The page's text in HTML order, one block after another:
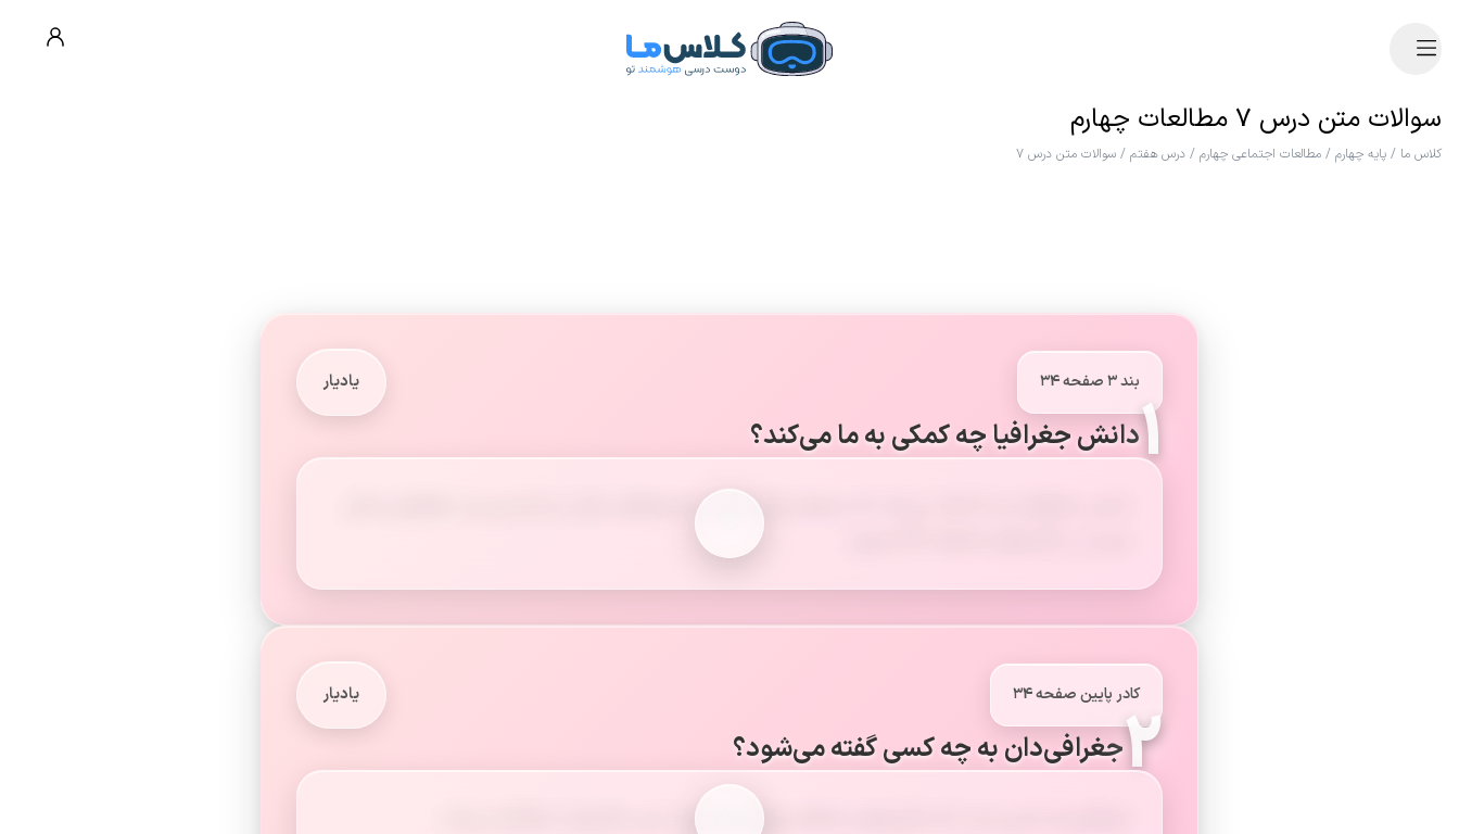
سوالات متن درس ۷ مطالعات چهارم
کلاس ما / پایه چهارم / مطالعات اجتماعی چهارم / درس هفتم / سوالات متن درس ۷
بند ۳ صفحه ۳۴ یادیار
۱دانش جغرافیا چه کمکی به ما می‌کند؟
دانش جغرافیا به ما کمک می‌کند که محیط زندگی خود و محیط‌های دیگر را بشناسیم و از چگونگی زندگی
کادر پایین صفحه ۳۴ یادیار
۲جغرافی‌دان به چه کسی گفته می‌شود؟
جغرافی‌دان کسی است که مکان‌های مختلف و زندگی مردم در این مکان‌ها را مطالعه می‌کند.